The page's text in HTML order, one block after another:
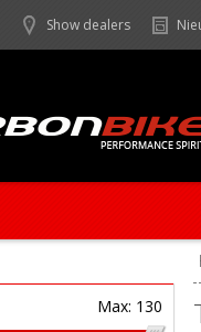
Show dealers
Max: 130